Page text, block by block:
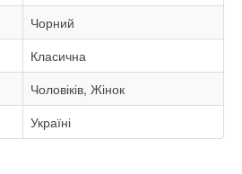
Чорний
Класична
Чоловіків, Жінок
Україні